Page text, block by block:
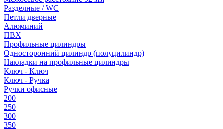
Разделные / WC
Петли дверные
Алюминий
ПВХ
Профильные цилиндры
Односторонний цилиндр (полуцилиндр)
Накладки на профильные цилиндры
Ключ - Ключ
Ключ - Ручка
Ручки офисные
200
250
300
350